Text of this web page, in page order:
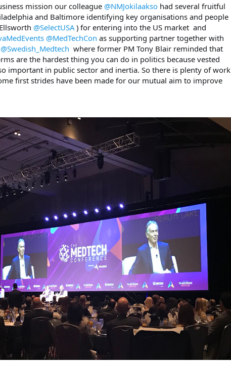
mission our colleague @NMJokilaakso had several fruitful
and Baltimore identifying key organisations and people
@SelectUSA ) for entering into the US market and
@MedTechCon
@Swedish_Medtech
are the hardest thing you can do in politics because vested
important in public sector and inertia. So there is plenty of work
first strides have been made for our mutual aim to improve